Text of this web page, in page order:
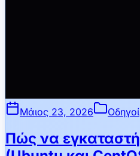
Μάιος 23, 2026 Οδηγοί
Πώς να